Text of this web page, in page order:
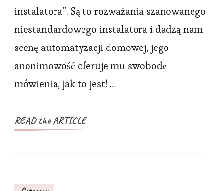
instalatora”. Są to rozważania szanowanego
niestandardowego instalatora i dadzą nam
scenę automatyzacji domowej, jego
anonimowość oferuje mu swobodę
mówienia, jak to jest! …
READ the ARTICLE